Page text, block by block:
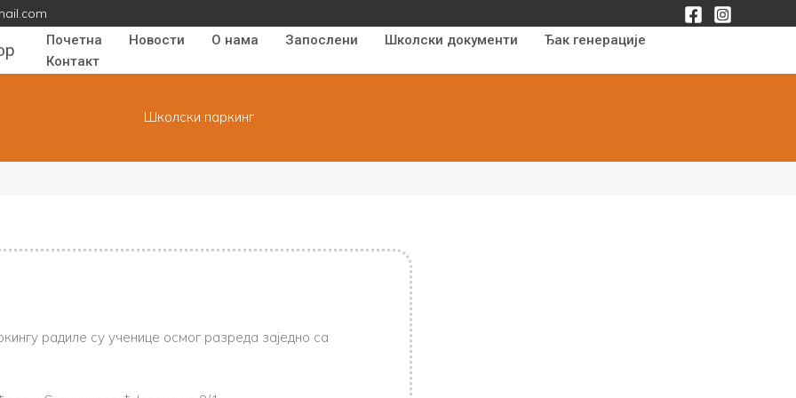
Почетна Новости О нама Запослени Школски документи
Ђак генерације
Контакт
Школски паркинг
радиле су ученице осмог разреда заједно са